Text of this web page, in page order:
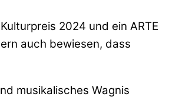
2024 und ein ARTE
auch bewiesen, dass
musikalisches Wagnis